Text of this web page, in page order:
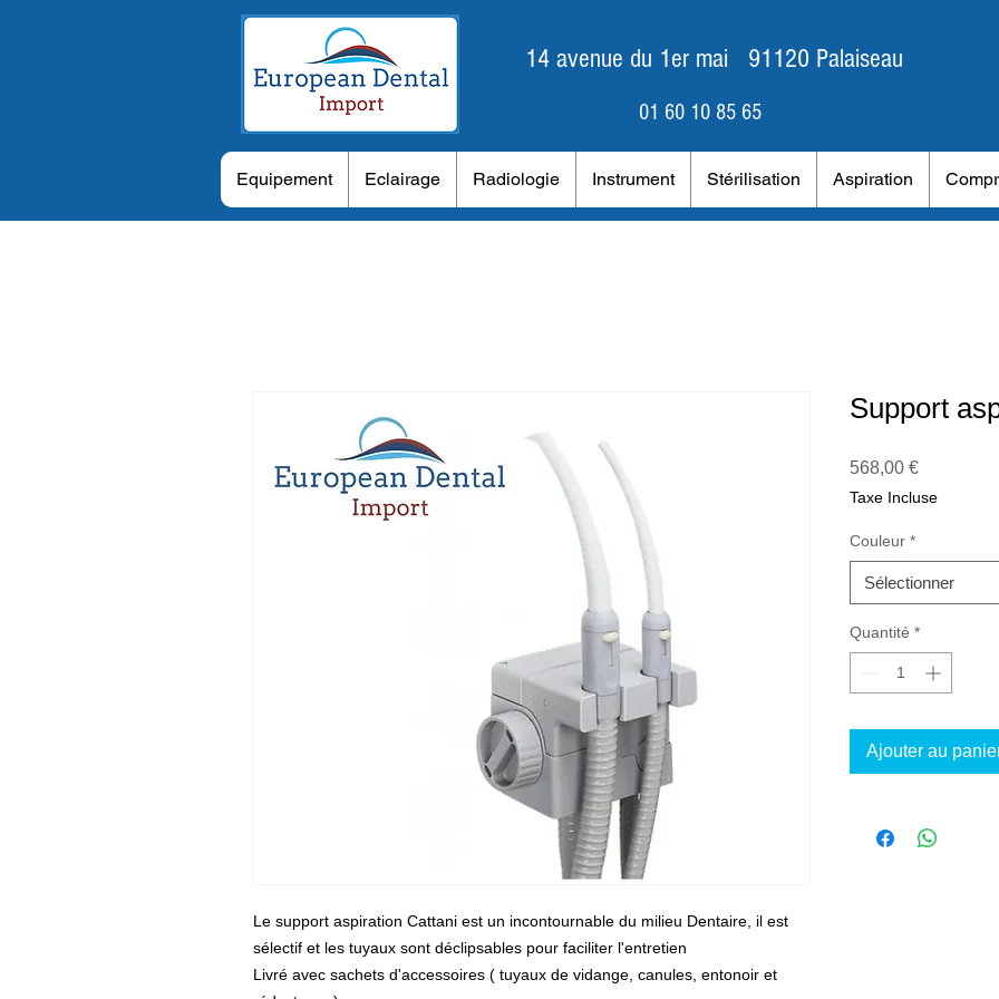
14 avenue du 1er mai 91120 Palaiseau
01 60 10 85 65
Equipement Eclairage Radiologie Instrument Stérilisation Aspiration
Le support aspiration Cattani est un incontournable du milieu Dentaire, il est
sélectif et les tuyaux sont déclipsables pour faciliter l'entretien
Livré avec sachets d'accessoires ( tuyaux de vidange, canules, entonoir et
Support
568,00 €Prix
Taxe Incluse
Couleur *
Sélectionner
Quantité *
Ajouter au